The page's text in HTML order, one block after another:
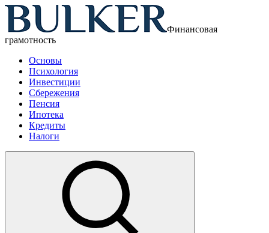
Финансовая
грамотность
Основы
Психология
Инвестиции
Сбережения
Пенсия
Ипотека
Кредиты
Налоги